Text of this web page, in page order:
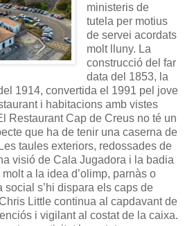
ministeris de
tutela per motius
de servei acordats
molt lluny. La
construcció del far
data del 1853, la
1914, convertida el 1991 pel jove
i habitacions amb vistes
Restaurant Cap de Creus no té un
que ha de tenir una caserna de
taules exteriors, redossades de
visió de Cala Jugadora i la badia
a la idea d’olimp, parnàs o
s’hi dispara els caps de
Little continua al capdavant de
i vigilant al costat de la caixa.